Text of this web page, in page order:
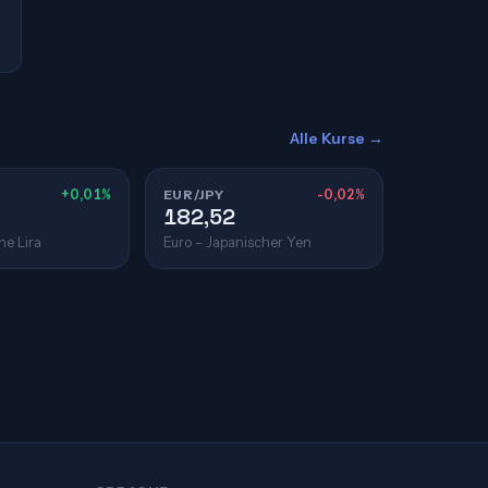
Alle Kurse →
+0,01%
Lira
EUR/JPY -0,02%
182,52
Euro – Japanischer Yen